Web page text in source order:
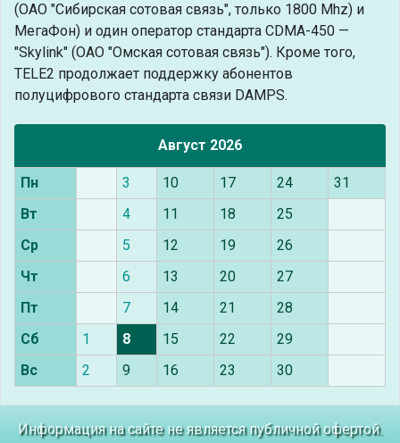
(ОАО "Сибирская сотовая связь", только 1800 Mhz) и
МегаФон) и один оператор стандарта CDMA-450 —
"Skylink" (ОАО "Омская сотовая связь"). Кроме того,
TELE2 продолжает поддержку абонентов
полуцифрового стандарта связи DAMPS.
Август 2026
Пн 3 10 17 24
31
Вт
4 11 18
25
Ср
5 12 19
26
Чт
6 13 20
27
Пт
7 14 21
28
Сб
1 8 15 22
29
Вс
2 9 16 23 30
Информация на сайте не является публичной офертой.